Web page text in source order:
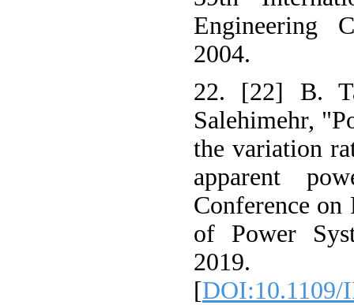
Engineering
2004.
22. [22] B.
Salehimehr,
the variation
apparent
Conference
of Power
2019.
[DOI:10.1109/